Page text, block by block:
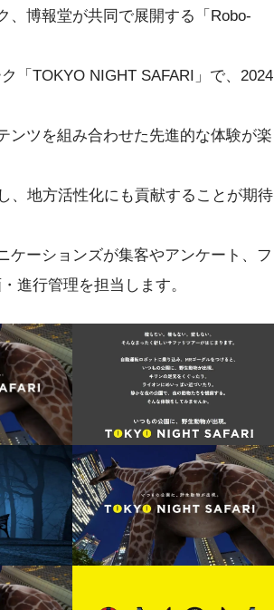
、博報堂が共同で展開する「Robo-
「TOKYO NIGHT SAFARI」で、2024
ンツを組み合わせた先進的な体験が楽
、地方活性化にも貢献することが期待
ケーションズが集客やアンケート、フ
進行管理を担当します。